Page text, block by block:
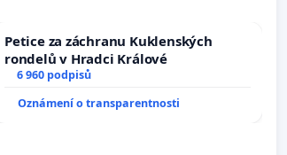
Petice za záchranu Kuklenských
rondelů v Hradci Králové
6 960 podpisů
Oznámení o transparentnosti